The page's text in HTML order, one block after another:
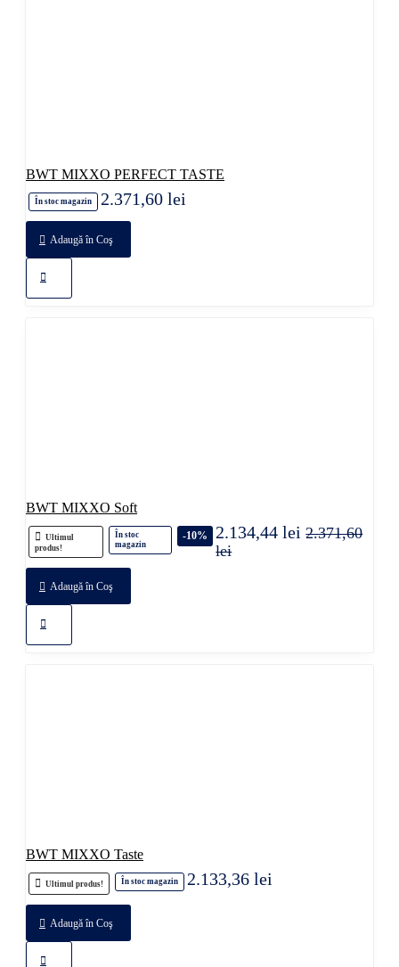
BWT MIXXO PERFECT TASTE
În stoc magazin 2.371,60 lei
Adaugă în Coş
BWT MIXXO Soft
Ultimul
produs!
În stoc
magazin
-10% 2.134,44 lei 2.371,60
lei
Adaugă în Coş
BWT MIXXO Taste
Ultimul produs! În stoc magazin 2.133,36 lei
Adaugă în Coş